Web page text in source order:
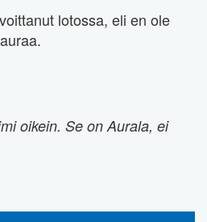
lotossa, eli en ole
oikein. Se on Aurala, ei